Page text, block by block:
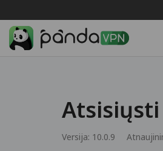
Atsisiųsti
Versija: 10.0.9